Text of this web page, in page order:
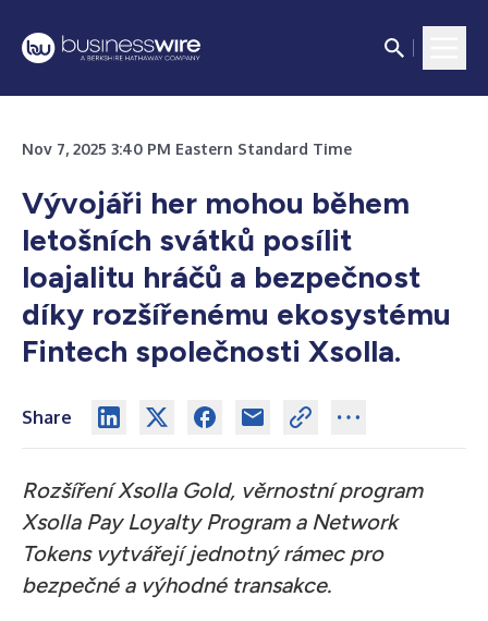
Nov 7, 2025 3:40 PM Eastern Standard Time
Vývojáři her mohou během
letošních svátků posílit
loajalitu hráčů a bezpečnost
díky rozšířenému ekosystému
Fintech společnosti Xsolla.
Share
Rozšíření Xsolla Gold, věrnostní program
Xsolla Pay Loyalty Program a Network
Tokens vytvářejí jednotný rámec pro
bezpečné a výhodné transakce.